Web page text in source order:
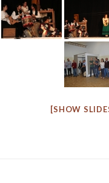
[SHOW